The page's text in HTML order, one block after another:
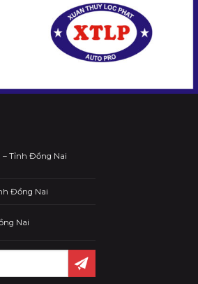
– Tỉnh Đồng Nai
Đồng Nai
Nai